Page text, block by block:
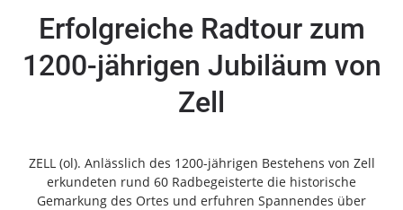
Romrod
Homberg
Ohm
Schotten
Feldatal
Freiensteinau
Erfolgreiche Radtour zum
1200-jährigen Jubiläum von
Zell
ZELL (ol). Anlässlich des 1200-jährigen Bestehens von Zell
erkundeten rund 60 Radbegeisterte die historische
Gemarkung des Ortes und erfuhren Spannendes über